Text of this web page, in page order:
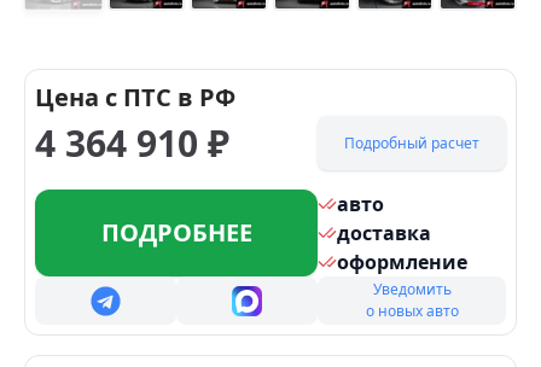
Цена с ПТС в РФ
4 364 910 ₽ Подробный расчет
ПОДРОБНЕЕ
авто
доставка
оформление
Уведомить
о новых авто